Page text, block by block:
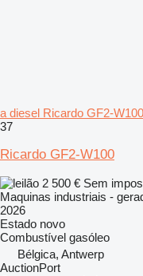
a diesel Ricardo GF2-
37
Ricardo GF2-W100
2 500 € Sem
Maquinas industriais -
2026
Estado novo
Combustível gasóleo
Bélgica, Antwerp
AuctionPort